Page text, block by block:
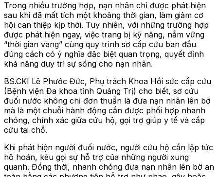
Trong nhiều trường hợp, nạn nhân chỉ được phát hiện
sau khi đã mất tích một khoảng thời gian, làm giảm cơ
hội can thiệp kịp thời. Tuy nhiên, với những trường hợp
được phát hiện ngay, việc trang bị kỹ năng, nắm vững
“thời gian vàng” cùng quy trình sơ cấp cứu ban đầu
đúng cách có ý nghĩa đặc biệt quan trọng, quyết định
khả năng duy trì sự sống cho nạn nhân.
BS.CKI Lê Phước Đức, Phụ trách Khoa Hồi sức cấp cứu
(Bệnh viện Đa khoa tỉnh Quảng Trị) cho biết, sơ cứu
đuối nước không chỉ đơn thuần là đưa nạn nhân lên bờ
mà là một chuỗi hành động cần được phối hợp nhanh
chóng, chính xác giữa cứu hộ, gọi trợ giúp y tế và cấp
cứu tại chỗ.
Khi phát hiện người đuối nước, người cứu hộ cần lập tức
hô hoán, kêu gọi sự hỗ trợ của những người xung
quanh. Đồng thời, nhanh chóng đưa nạn nhân lên bờ an